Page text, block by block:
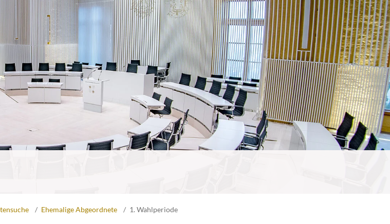
Ehemalige Abgeordnete 1. Wahlperiode